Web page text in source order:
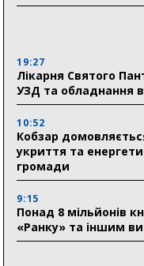
19:27
Лікарня Святого
УЗД та обладнання
10:52
Кобзар
укриття та
громади
9:15
Понад 8 мільйонів
«Ранку» та іншим